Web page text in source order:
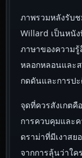
ภาพรวมหลังรับ
Willard เป็นหนั
ภาษาของความ
หลอกหลอนและ
กดดันและการป
จุดที่ควรสังเกต
การควบคุมและ
ดราม่าที่มีเงาส
จากการลุ้นว่าใค